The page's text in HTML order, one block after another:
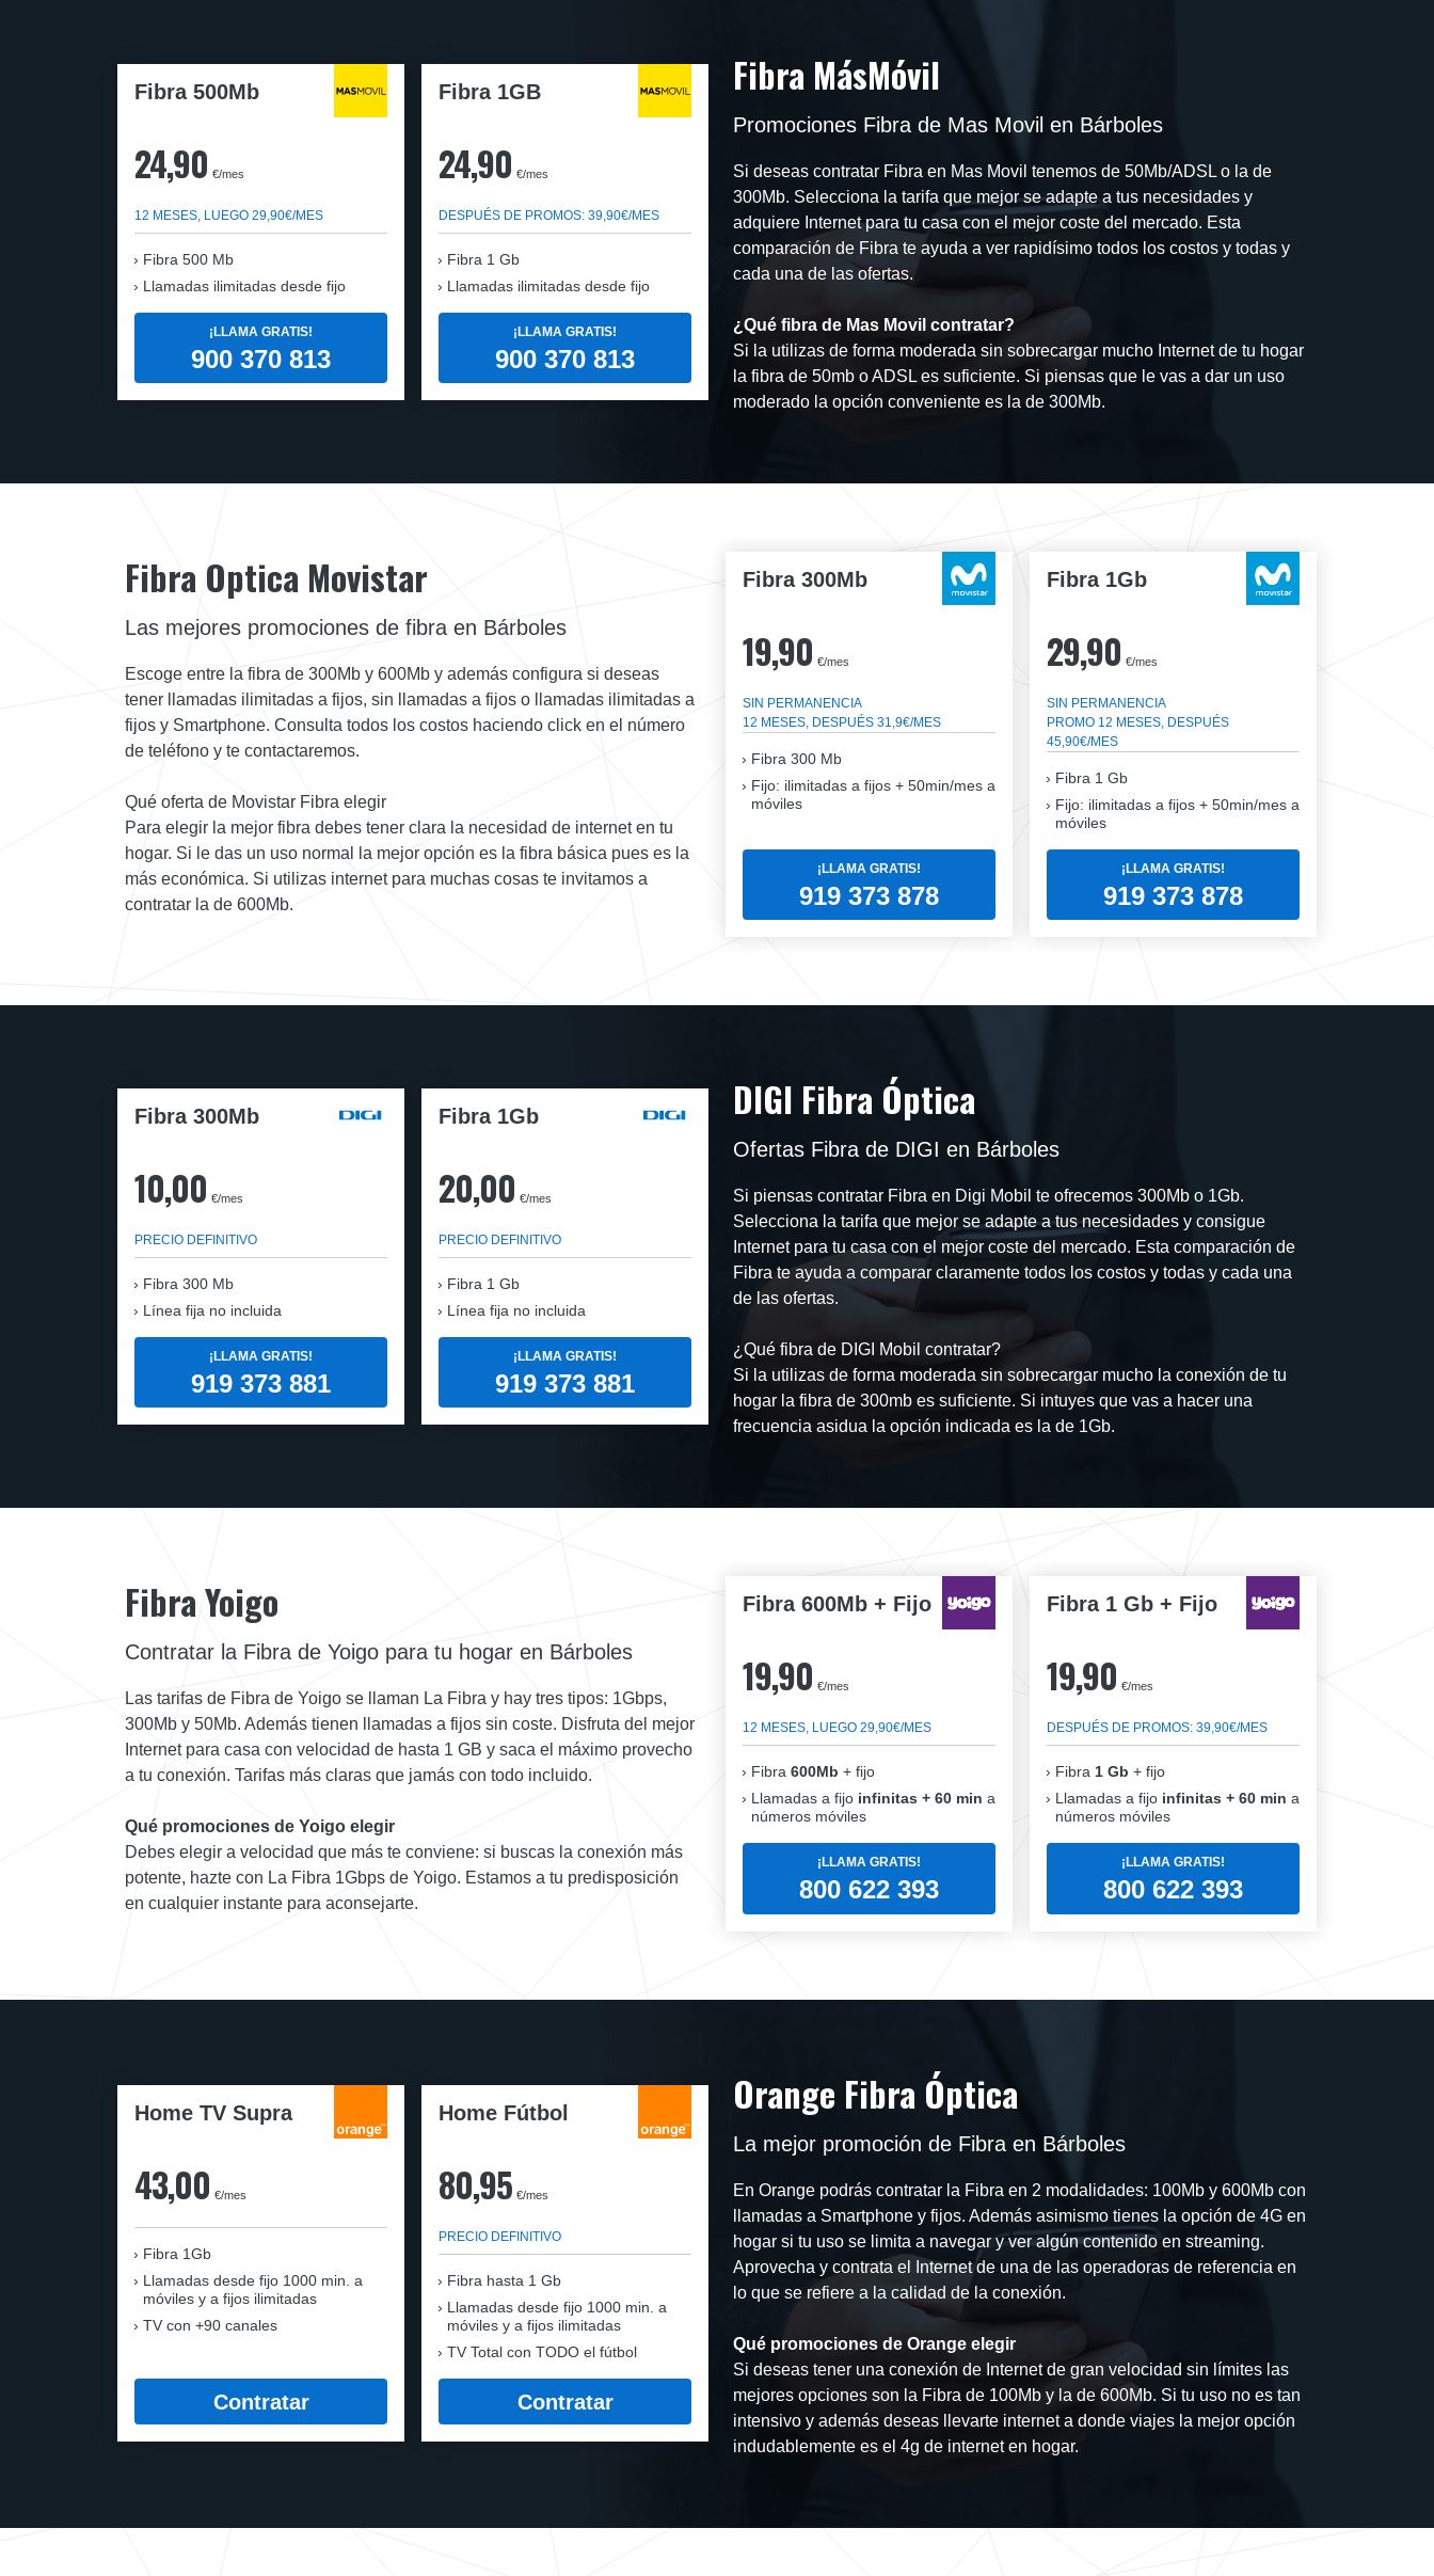
Fibra 500Mb
24,90 €/mes
12 MESES, LUEGO 29,90€/MES
Fibra 500 Mb
Llamadas ilimitadas desde fijo
¡LLAMA GRATIS!
900 370 813
Fibra 1GB
24,90 €/mes
DESPUÉS DE PROMOS: 39,90€/MES
Fibra 1 Gb
Llamadas ilimitadas desde fijo
¡LLAMA GRATIS!
900 370 813
Fibra MásMóvil
Promociones Fibra de Mas Movil en Bárboles
Si deseas contratar Fibra en Mas Movil tenemos de 50Mb/ADSL o la de
300Mb. Selecciona la tarifa que mejor se adapte a tus necesidades y
adquiere Internet para tu casa con el mejor coste del mercado. Esta
comparación de Fibra te ayuda a ver rapidísimo todos los costos y todas y
cada una de las ofertas.
¿Qué fibra de Mas Movil contratar?
Si la utilizas de forma moderada sin sobrecargar mucho Internet de tu hogar
la fibra de 50mb o ADSL es suficiente. Si piensas que le vas a dar un uso
moderado la opción conveniente es la de 300Mb.
Fibra 300Mb
19,90 €/mes
SIN PERMANENCIA
12 MESES, DESPUÉS 31,9€/MES
Fibra 300 Mb
Fijo: ilimitadas a fijos + 50min/mes a
móviles
¡LLAMA GRATIS!
919 373 878
Fibra 1Gb
29,90 €/mes
SIN PERMANENCIA
PROMO 12 MESES, DESPUÉS
45,90€/MES
Fibra 1 Gb
Fijo: ilimitadas a fijos + 50min/mes a
móviles
¡LLAMA GRATIS!
919 373 878
Fibra Optica Movistar
Las mejores promociones de fibra en Bárboles
Escoge entre la fibra de 300Mb y 600Mb y además configura si deseas
tener llamadas ilimitadas a fijos, sin llamadas a fijos o llamadas ilimitadas a
fijos y Smartphone. Consulta todos los costos haciendo click en el número
de teléfono y te contactaremos.
Qué oferta de Movistar Fibra elegir
Para elegir la mejor fibra debes tener clara la necesidad de internet en tu
hogar. Si le das un uso normal la mejor opción es la fibra básica pues es la
más económica. Si utilizas internet para muchas cosas te invitamos a
contratar la de 600Mb.
Fibra 300Mb
10,00 €/mes
PRECIO DEFINITIVO
Fibra 300 Mb
Línea fija no incluida
¡LLAMA GRATIS!
919 373 881
Fibra 1Gb
20,00 €/mes
PRECIO DEFINITIVO
Fibra 1 Gb
Línea fija no incluida
¡LLAMA GRATIS!
919 373 881
DIGI Fibra Óptica
Ofertas Fibra de DIGI en Bárboles
Si piensas contratar Fibra en Digi Mobil te ofrecemos 300Mb o 1Gb.
Selecciona la tarifa que mejor se adapte a tus necesidades y consigue
Internet para tu casa con el mejor coste del mercado. Esta comparación de
Fibra te ayuda a comparar claramente todos los costos y todas y cada una
de las ofertas.
¿Qué fibra de DIGI Mobil contratar?
Si la utilizas de forma moderada sin sobrecargar mucho la conexión de tu
hogar la fibra de 300mb es suficiente. Si intuyes que vas a hacer una
frecuencia asidua la opción indicada es la de 1Gb.
Fibra 600Mb + Fijo
19,90 €/mes
12 MESES, LUEGO 29,90€/MES
Fibra 600Mb + fijo
Llamadas a fijo infinitas + 60 min a
números móviles
¡LLAMA GRATIS!
800 622 393
Fibra 1 Gb + Fijo
19,90 €/mes
DESPUÉS DE PROMOS: 39,90€/MES
Fibra 1 Gb + fijo
Llamadas a fijo infinitas + 60 min a
números móviles
¡LLAMA GRATIS!
800 622 393
Fibra Yoigo
Contratar la Fibra de Yoigo para tu hogar en Bárboles
Las tarifas de Fibra de Yoigo se llaman La Fibra y hay tres tipos: 1Gbps,
300Mb y 50Mb. Además tienen llamadas a fijos sin coste. Disfruta del mejor
Internet para casa con velocidad de hasta 1 GB y saca el máximo provecho
a tu conexión. Tarifas más claras que jamás con todo incluido.
Qué promociones de Yoigo elegir
Debes elegir a velocidad que más te conviene: si buscas la conexión más
potente, hazte con La Fibra 1Gbps de Yoigo. Estamos a tu predisposición
en cualquier instante para aconsejarte.
Home TV Supra
43,00 €/mes
Fibra 1Gb
Llamadas desde fijo 1000 min. a
móviles y a fijos ilimitadas
TV con +90 canales
Contratar
Home Fútbol
80,95 €/mes
PRECIO DEFINITIVO
Fibra hasta 1 Gb
Llamadas desde fijo 1000 min. a
móviles y a fijos ilimitadas
TV Total con TODO el fútbol
Contratar
Orange Fibra Óptica
La mejor promoción de Fibra en Bárboles
En Orange podrás contratar la Fibra en 2 modalidades: 100Mb y 600Mb con
llamadas a Smartphone y fijos. Además asimismo tienes la opción de 4G en
hogar si tu uso se limita a navegar y ver algún contenido en streaming.
Aprovecha y contrata el Internet de una de las operadoras de referencia en
lo que se refiere a la calidad de la conexión.
Qué promociones de Orange elegir
Si deseas tener una conexión de Internet de gran velocidad sin límites las
mejores opciones son la Fibra de 100Mb y la de 600Mb. Si tu uso no es tan
intensivo y además deseas llevarte internet a donde viajes la mejor opción
indudablemente es el 4g de internet en hogar.